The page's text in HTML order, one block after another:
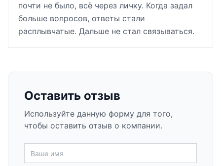
почти не было, всё через личку. Когда задал
больше вопросов, ответы стали
расплывчатые. Дальше не стал связываться.
Оставить отзыв
Используйте данную форму для того,
чтобы оставить отзыв о компании.